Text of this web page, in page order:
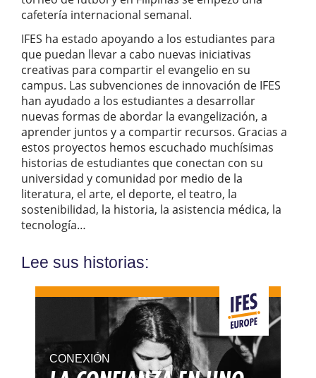
cafetería internacional semanal.
IFES ha estado apoyando a los estudiantes para
que puedan llevar a cabo nuevas iniciativas
creativas para compartir el evangelio en su
campus. Las subvenciones de innovación de IFES
han ayudado a los estudiantes a desarrollar
nuevas formas de abordar la evangelización, a
aprender juntos y a compartir recursos. Gracias a
estos proyectos hemos escuchado muchísimas
historias de estudiantes que conectan con su
universidad y comunidad por medio de la
literatura, el arte, el deporte, el teatro, la
sostenibilidad, la historia, la asistencia médica, la
tecnología…
Lee sus historias:
CONEXIÓN